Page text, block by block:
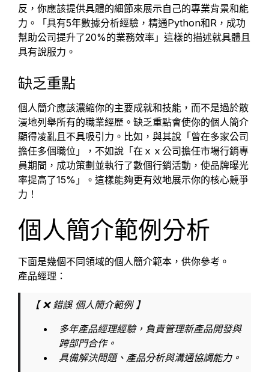
反，你應該提供具體的細節來展示自己的專業背景和能
力。「具有5年數據分析經驗，精通Python和R，成功
幫助公司提升了20%的業務效率」這樣的描述就具體且
具有說服力。
缺乏重點
個人簡介應該濃縮你的主要成就和技能，而不是過於散
漫地列舉所有的職業經歷。缺乏重點會使你的個人簡介
顯得凌亂且不具吸引力。比如，與其說「曾在多家公司
擔任多個職位」，不如說「在ｘｘ公司擔任市場行銷專
員期間，成功策劃並執行了數個行銷活動，使品牌曝光
率提高了15%」。這樣能夠更有效地展示你的核心競爭
力！
個人簡介範例分析
下面是幾個不同領域的個人簡介範本，供你參考。
產品經理：
【 ❌ 錯誤 個人簡介範例 】
多年產品經理經驗，負責管理新產品開發與
跨部門合作。
具備解決問題、產品分析與溝通協調能力。